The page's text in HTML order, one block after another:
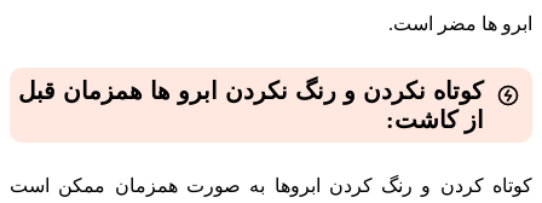
ابرو ها مضر است.
کوتاه نکردن و رنگ نکردن ابرو ها همزمان قبل
از کاشت:
کوتاه کردن و رنگ کردن ابروها به صورت همزمان ممکن است